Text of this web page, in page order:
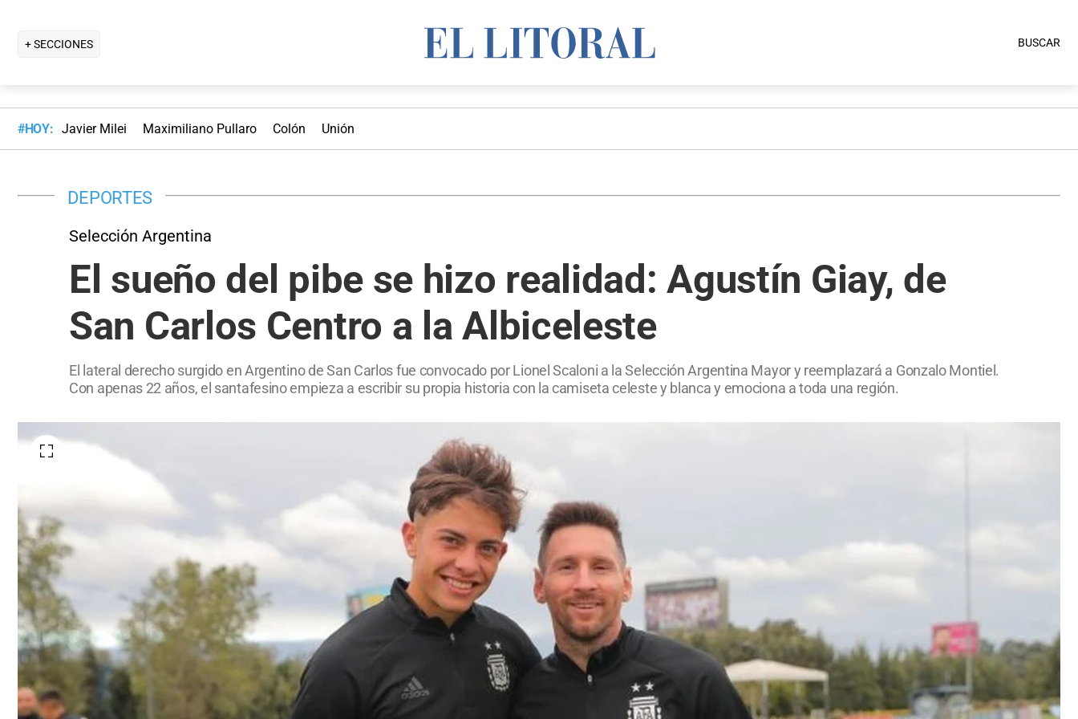
+ SECCIONES BUSCAR
#HOY: Javier Milei Maximiliano Pullaro Colón Unión
DEPORTES
Selección Argentina
El sueño del pibe se hizo realidad: Agustín Giay, de
San Carlos Centro a la Albiceleste
El lateral derecho surgido en Argentino de San Carlos fue convocado por Lionel Scaloni a la Selección Argentina Mayor y reemplazará a Gonzalo Montiel.
Con apenas 22 años, el santafesino empieza a escribir su propia historia con la camiseta celeste y blanca y emociona a toda una región.